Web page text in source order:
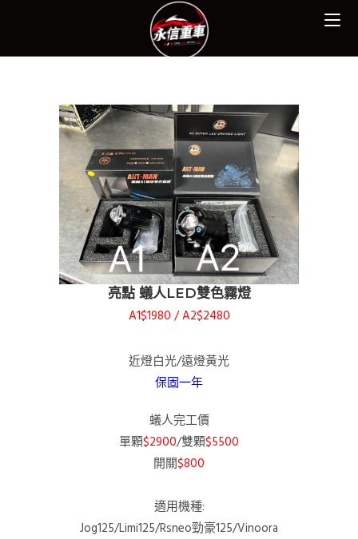
亮點 蟻人LED雙色霧燈
A1$1980 / A2$2480
近燈白光/遠燈黃光
保固一年
蟻人完工價
單顆$2900/雙顆$5500
開關$800
適用機種:
Jog125/Limi125/Rsneo勁豪125/Vinoora